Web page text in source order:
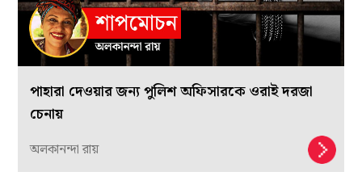
পাহারা দেওয়ার জন্য পুলিশ অফিসারকে ওরাই দরজা
চেনায়
অলকানন্দা রায়